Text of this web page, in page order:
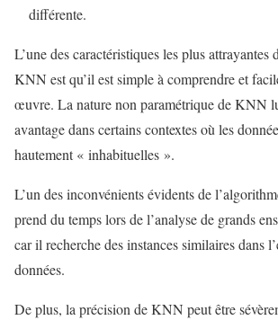
différente.
L’une des caractéristiques les plus attrayantes
KNN est qu’il est simple à comprendre et
œuvre. La nature non paramétrique de KNN
avantage dans certains contextes où les
hautement « inhabituelles ».
L’un des inconvénients évidents de
prend du temps lors de l’analyse de grands
car il recherche des instances similaires dans
données.
De plus, la précision de KNN peut être